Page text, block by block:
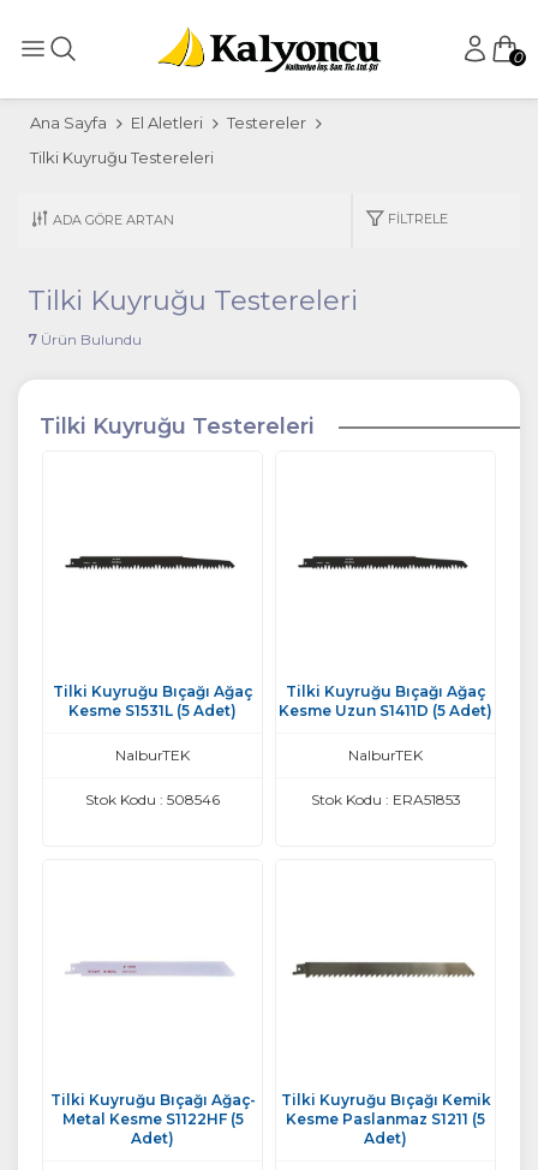
0
Ana Sayfa El Aletleri
Testereler
Tilki Kuyruğu Testereleri
FILTRELE
Tilki Kuyruğu Testereleri
7Ürün Bulundu
Tilki Kuyruğu Testereleri
Tilki Kuyruğu Bıçağı Ağaç
Kesme S1531L (5 Adet)
NalburTEK
Stok Kodu : 508546
Tilki Kuyruğu Bıçağı Ağaç
Kesme Uzun S1411D (5 Adet)
NalburTEK
Stok Kodu : ERA51853
Tilki Kuyruğu Bıçağı Ağaç-
Metal Kesme S1122HF (5
Adet)
Tilki Kuyruğu Bıçağı Kemik
Kesme Paslanmaz S1211 (5
Adet)